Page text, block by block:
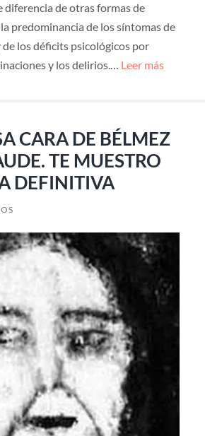
diferencia de otras formas de
predominancia de los síntomas de
los déficits psicológicos por
y los delirios.… Leer más
CARA DE BÉLMEZ
TE MUESTRO
DEFINITIVA